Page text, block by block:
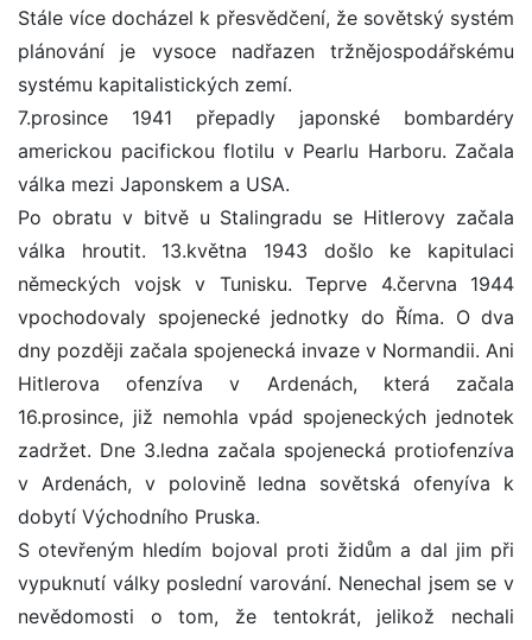
Stále více docházel k přesvědčení, že sovětský systém
plánování je vysoce nadřazen tržnějospodářskému
systému kapitalistických zemí.
7.prosince 1941 přepadly japonské bombardéry
americkou pacifickou flotilu v Pearlu Harboru. Začala
válka mezi Japonskem a USA.
Po obratu v bitvě u Stalingradu se Hitlerovy začala
válka hroutit. 13.května 1943 došlo ke kapitulaci
německých vojsk v Tunisku. Teprve 4.června 1944
vpochodovaly spojenecké jednotky do Říma. O dva
dny později začala spojenecká invaze v Normandii. Ani
Hitlerova ofenzíva v Ardenách, která začala
16.prosince, již nemohla vpád spojeneckých jednotek
zadržet. Dne 3.ledna začala spojenecká protiofenzíva
v Ardenách, v polovině ledna sovětská ofenyíva k
dobytí Východního Pruska.
S otevřeným hledím bojoval proti židům a dal jim při
vypuknutí války poslední varování. Nenechal jsem se v
nevědomosti o tom, že tentokrát, jelikož nechali